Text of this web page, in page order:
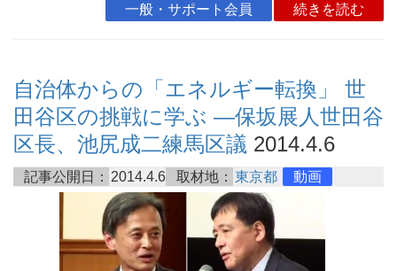
一般・サポート会員 続きを読む
自治体からの「エネルギー転換」 世
田谷区の挑戦に学ぶ ―保坂展人世田谷
区長、池尻成二練馬区議 2014.4.6
記事公開日： 2014.4.6 取材地： 東京都 動画